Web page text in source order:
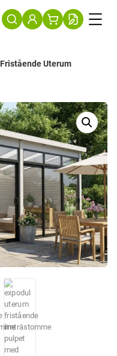
Fristående Uterum